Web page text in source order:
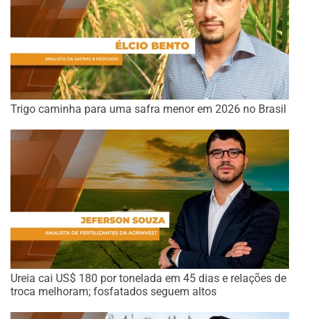
Trigo caminha para uma safra menor em 2026 no Brasil
Ureia cai US$ 180 por tonelada em 45 dias e relações de
troca melhoram; fosfatados seguem altos